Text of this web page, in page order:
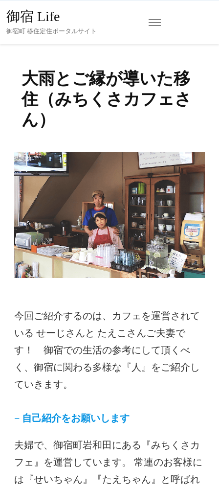
御宿 Life
御宿町 移住定住ポータルサイト
大雨とご縁が導いた移
住（みちくさカフェさ
ん）
今回ご紹介するのは、カフェを運営されて
いる せーじさんと たえこさんご夫妻で
す！ 御宿での生活の参考にして頂くべ
く、御宿に関わる多様な『人』をご紹介し
ていきます。
− 自己紹介をお願いします
夫婦で、御宿町岩和田にある『みちくさカ
フェ』を運営しています。 常連のお客様に
は『せいちゃん』『たえちゃん』と呼ばれ